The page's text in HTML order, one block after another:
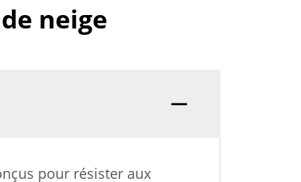
neige
pour résister aux